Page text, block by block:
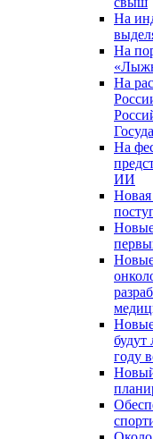
На
На
На
На
ИИ
Новая
будут
году